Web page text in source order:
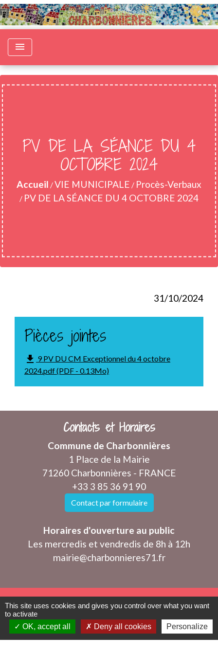
menu
PV DE LA SÉANCE DU 4
OCTOBRE 2024
Accueil /VIE MUNICIPALE / Procès-Verbaux
/ PV DE LA SÉANCE DU 4 OCTOBRE 2024
31/10/2024
Pièces jointes
file_download 9 PV DU CM Exceptionnel du 4 octobre
2024.pdf (PDF - 0.13Mo)
Contacts et Horaires
Commune de Charbonnières
1 Place de la Mairie
71260 Charbonnières - FRANCE
+33 3 85 36 91 90
Contact par formulaire
Horaires d'ouverture au public
Les mercredis et vendredis de 8h à 12h
mairie@charbonnieres71.fr
Mentions légales - Politique de confidentialité -
Accessibilité - Plan du site -
This site uses cookies and gives you control over what you want
to activate
OK, accept all
Deny all cookies Personalize